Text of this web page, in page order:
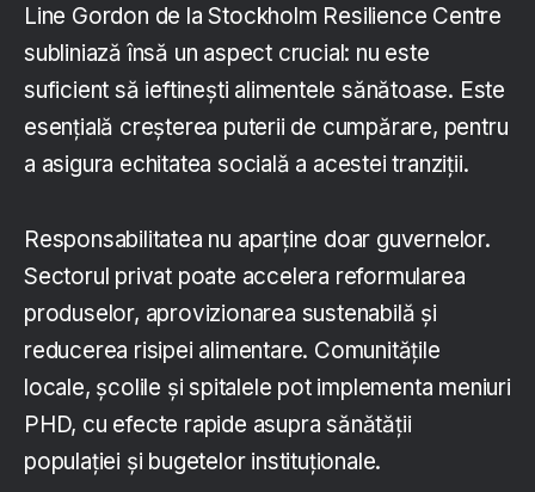
Line Gordon de la Stockholm Resilience Centre
subliniază însă un aspect crucial: nu este
suficient să ieftinești alimentele sănătoase. Este
esențială creșterea puterii de cumpărare, pentru
a asigura echitatea socială a acestei tranziții.
Responsabilitatea nu aparține doar guvernelor.
Sectorul privat poate accelera reformularea
produselor, aprovizionarea sustenabilă și
reducerea risipei alimentare. Comunitățile
locale, școlile și spitalele pot implementa meniuri
PHD, cu efecte rapide asupra sănătății
populației și bugetelor instituționale.